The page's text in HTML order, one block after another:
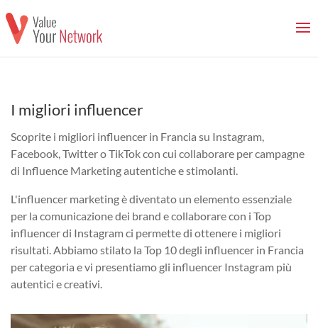
I migliori influencer
Scoprite i migliori influencer in Francia su Instagram,
Facebook, Twitter o TikTok con cui collaborare per campagne
di Influence Marketing autentiche e stimolanti.
L'influencer marketing è diventato un elemento essenziale
per la comunicazione dei brand e collaborare con i Top
influencer di Instagram ci permette di ottenere i migliori
risultati. Abbiamo stilato la Top 10 degli influencer in Francia
per categoria e vi presentiamo gli influencer Instagram più
autentici e creativi.